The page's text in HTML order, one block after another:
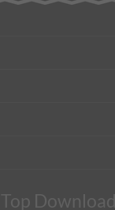
Top Download